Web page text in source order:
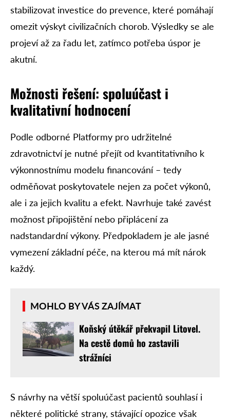
stabilizovat investice do prevence, které pomáhají
omezit výskyt civilizačních chorob. Výsledky se ale
projeví až za řadu let, zatímco potřeba úspor je
akutní.
Možnosti řešení: spoluúčast i
kvalitativní hodnocení
Podle odborné Platformy pro udržitelné
zdravotnictví je nutné přejít od kvantitativního k
výkonnostnímu modelu financování – tedy
odměňovat poskytovatele nejen za počet výkonů,
ale i za jejich kvalitu a efekt. Navrhuje také zavést
možnost připojištění nebo připlácení za
nadstandardní výkony. Předpokladem je ale jasné
vymezení základní péče, na kterou má mít nárok
každý.
MOHLO BY VÁS ZAJÍMAT
Koňský útěkář překvapil Litovel.
Na cestě domů ho zastavili
strážníci
S návrhy na větší spoluúčast pacientů souhlasí i
některé politické strany, stávající opozice však